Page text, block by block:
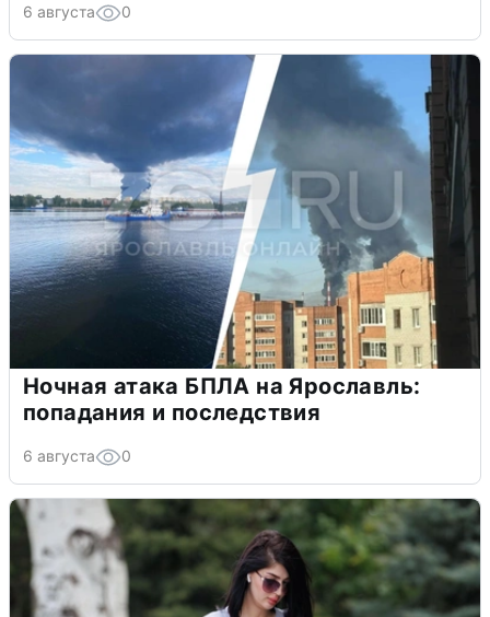
6 августа 0
Ночная атака БПЛА на Ярославль:
попадания и последствия
6 августа 0